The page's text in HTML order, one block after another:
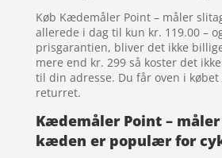
Køb Kædemåler Point – måler
allerede i dag til kun kr. 119.00 –
prisgarantien, bliver det ikke
mere end kr. 299 så koster det
til din adresse. Du får oven i købet
returret.
Kædemåler Point –
kæden er populær for